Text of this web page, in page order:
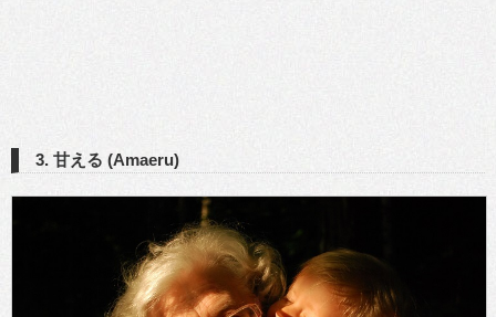
3. 甘える (Amaeru)